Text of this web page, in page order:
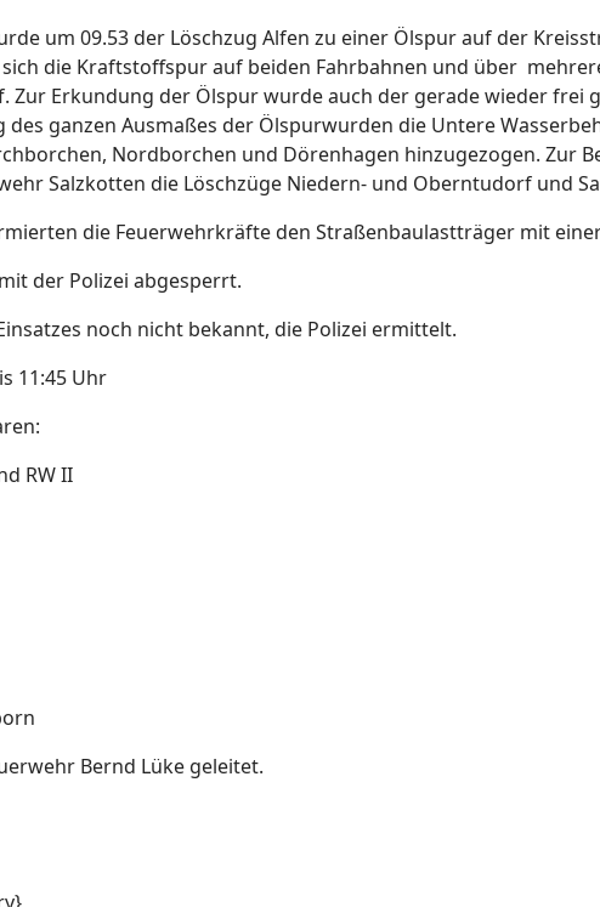
um 09.53 der Löschzug Alfen zu einer Ölspur auf der
die Kraftstoffspur auf beiden Fahrbahnen und über
Zur Erkundung der Ölspur wurde auch der gerade wieder frei
des ganzen Ausmaßes der Ölspurwurden die Untere
Nordborchen und Dörenhagen hinzugezogen. Zur
Salzkotten die Löschzüge Niedern- und Oberntudorf und
die Feuerwehrkräfte den Straßenbaulastträger mit
der Polizei abgesperrt.
noch nicht bekannt, die Polizei ermittelt.
11:45 Uhr
RW II
Bernd Lüke geleitet.